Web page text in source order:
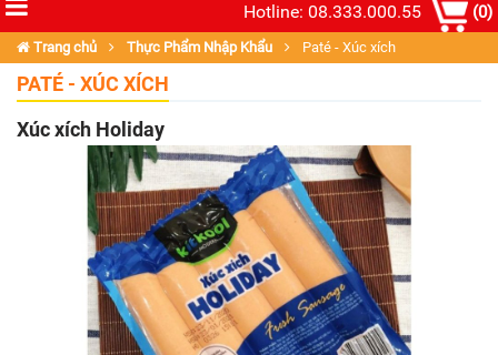
Hotline: 08.333.000.55 (0)
Trang chủ Thực Phẩm Nhập Khẩu Paté - Xúc xích
PATÉ - XÚC XÍCH
Xúc xích Holiday